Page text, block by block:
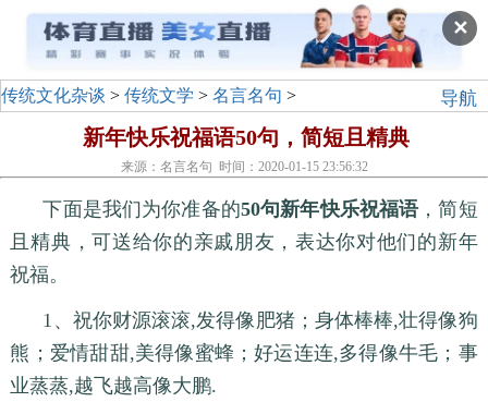
✕
导航
传统文化杂谈 > 传统文学 > 名言名句 >
新年快乐祝福语50句，简短且精典
来源：名言名句 时间：2020-01-15 23:56:32
下面是我们为你准备的50句新年快乐祝福语，简短
且精典，可送给你的亲戚朋友，表达你对他们的新年
祝福。
1、祝你财源滚滚,发得像肥猪；身体棒棒,壮得像狗
熊；爱情甜甜,美得像蜜蜂；好运连连,多得像牛毛；事
业蒸蒸,越飞越高像大鹏.